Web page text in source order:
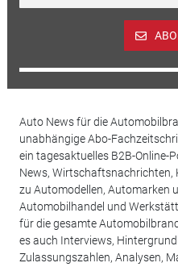
Auto News für die
unabhängige Abo-
ein tagesaktuelles B2B-Online-
News, Wirtschaftsnachrichten,
zu Automodellen, Automarken
Automobilhandel und
für die gesamte
es auch Interviews,
Zulassungszahlen, Analysen,